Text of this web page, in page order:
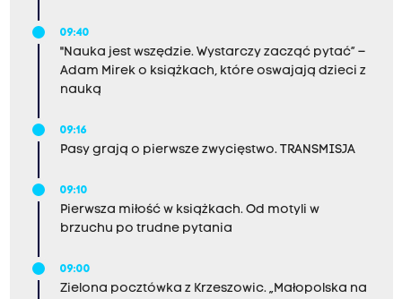
09:40
"Nauka jest wszędzie. Wystarczy zacząć pytać” –
Adam Mirek o książkach, które oswajają dzieci z
nauką
09:16
Pasy grają o pierwsze zwycięstwo. TRANSMISJA
09:10
Pierwsza miłość w książkach. Od motyli w
brzuchu po trudne pytania
09:00
Zielona pocztówka z Krzeszowic. „Małopolska na